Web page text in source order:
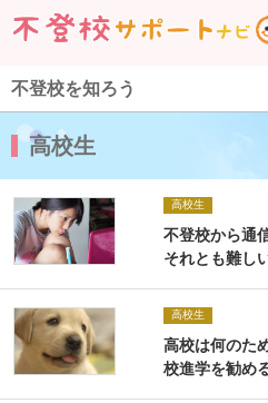
不登校を知ろう
高校生
高校生
不登校から通
それとも難し
高校生
高校は何のた
校進学を勧め